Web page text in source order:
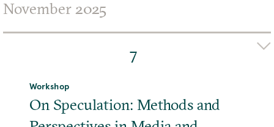
- Alle -
- Alle -
November 2025
7
Workshop
On Speculation: Methods and